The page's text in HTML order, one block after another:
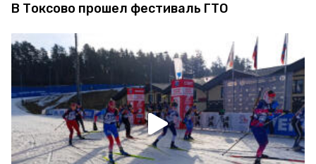
В Токсово прошел фестиваль ГТО